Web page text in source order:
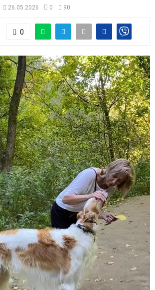
26.05.2026 0 90
0